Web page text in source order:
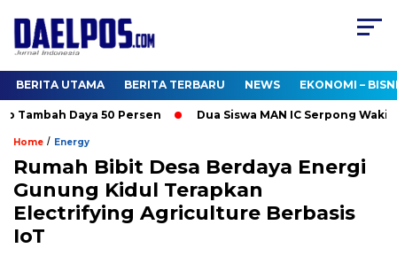
BERITA UTAMA BERITA TERBARU NEWS EKONOMI –
Daya 50 Persen Dua Siswa MAN IC Serpong Wakili
Home / Energy
Rumah Bibit Desa Berdaya Energi
Gunung Kidul Terapkan
Electrifying Agriculture Berbasis
IoT